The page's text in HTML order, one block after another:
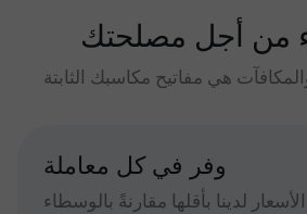
من أجل مصلحتك
والمكافآت هي مفاتيح مكاسبك الثابتة
وفر في كل معاملة
لدينا بأقلها مقارنةً بالوسطاء